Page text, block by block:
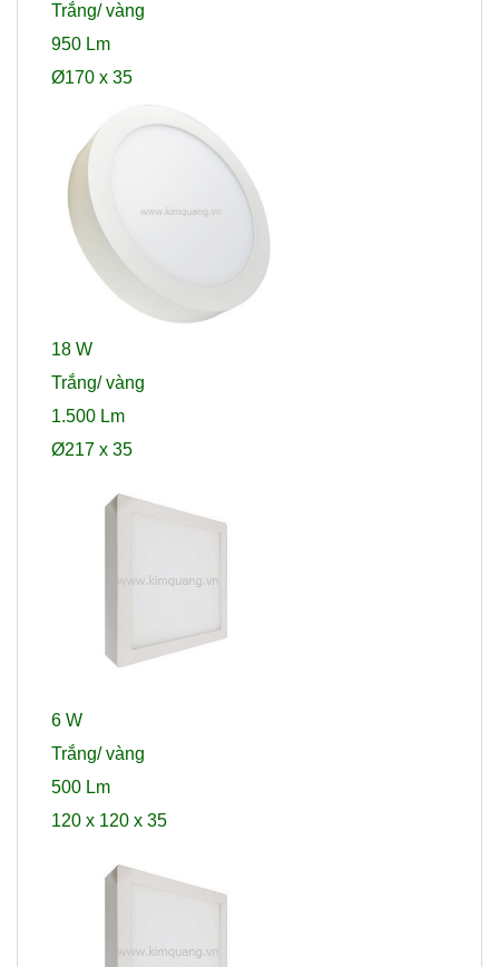
Trắng/ vàng
950 Lm
Ø170 x 35
18 W
Trắng/ vàng
1.500 Lm
Ø217 x 35
6 W
Trắng/ vàng
500 Lm
120 x 120 x 35